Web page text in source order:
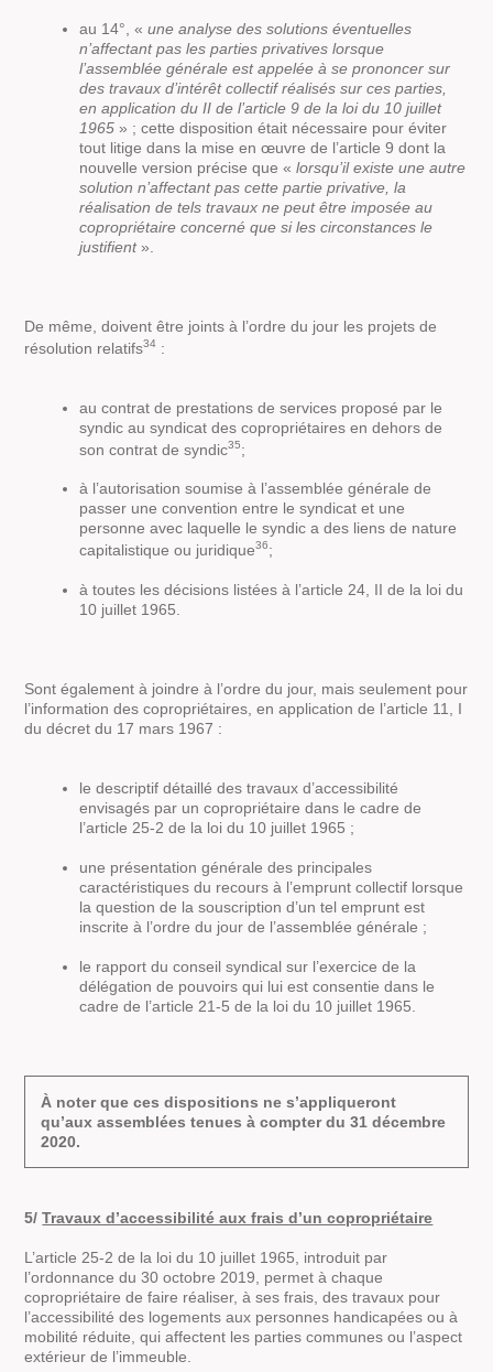
au 14°, «une analyse des solutions éventuelles
n’affectant pas les parties privatives lorsque
l’assemblée générale est appelée à se prononcer sur
des travaux d’intérêt collectif réalisés sur ces parties,
en application du II de l’article 9 de la loi du 10 juillet
1965 » ; cette disposition était nécessaire pour éviter
tout litige dans la mise en œuvre de l’article 9 dont la
nouvelle version précise que «lorsqu’il existe une autre
solution n’affectant pas cette partie privative, la
réalisation de tels travaux ne peut être imposée au
copropriétaire concerné que si les circonstances le
justifient».
De même, doivent être joints à l’ordre du jour les projets de
résolution relatifs34 :
au contrat de prestations de services proposé par le
syndic au syndicat des copropriétaires en dehors de
son contrat de syndic35;
à l’autorisation soumise à l’assemblée générale de
passer une convention entre le syndicat et une
personne avec laquelle le syndic a des liens de nature
capitalistique ou juridique36;
à toutes les décisions listées à l’article 24, II de la loi du
10 juillet 1965.
Sont également à joindre à l’ordre du jour, mais seulement pour
l’information des copropriétaires, en application de l’article 11, I
du décret du 17 mars 1967 :
le descriptif détaillé des travaux d’accessibilité
envisagés par un copropriétaire dans le cadre de
l’article 25-2 de la loi du 10 juillet 1965 ;
une présentation générale des principales
caractéristiques du recours à l’emprunt collectif lorsque
la question de la souscription d’un tel emprunt est
inscrite à l’ordre du jour de l’assemblée générale ;
le rapport du conseil syndical sur l’exercice de la
délégation de pouvoirs qui lui est consentie dans le
cadre de l’article 21-5 de la loi du 10 juillet 1965.
À noter que ces dispositions ne s’appliqueront
qu’aux assemblées tenues à compter du 31 décembre
2020.
5/Travaux d’accessibilité aux frais d’un copropriétaire
L’article 25-2 de la loi du 10 juillet 1965, introduit par
l’ordonnance du 30 octobre 2019, permet à chaque
copropriétaire de faire réaliser, à ses frais, des travaux pour
l’accessibilité des logements aux personnes handicapées ou à
mobilité réduite, qui affectent les parties communes ou l’aspect
extérieur de l’immeuble.